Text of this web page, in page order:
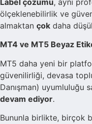
ölçeklenebilirlik ve
almaktan çok daha
MT4 ve MT5 Beyaz
MT5 daha yeni bir
güvenilirliği, devasa
Danışman) uyumluluğu
devam ediyor.
Bununla birlikte, birçok